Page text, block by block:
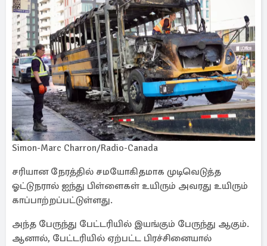
Simon-Marc Charron/Radio-Canada
சரியான நேரத்தில் சமயோகிதமாக முடிவெடுத்த
ஓட்டுநரால் ஐந்து பிள்ளைகள் உயிரும் அவரது உயிரும்
காப்பாற்றப்பட்டுள்ளது.
அந்த பேருந்து பேட்டரியில் இயங்கும் பேருந்து ஆகும்.
ஆனால், பேட்டரியில் ஏற்பட்ட பிரச்சினையால்